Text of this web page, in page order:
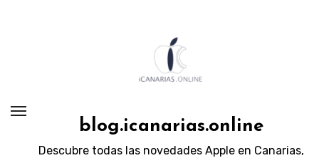
blog.icanarias.online
Descubre todas las novedades Apple en Canarias,